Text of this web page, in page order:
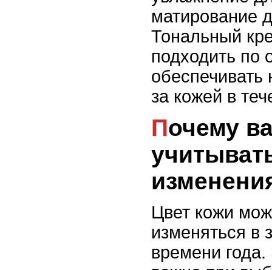
матирование
Тональный
подходить по
за кожей в
Почему важно
Цвет кожи
изменяться в
времени